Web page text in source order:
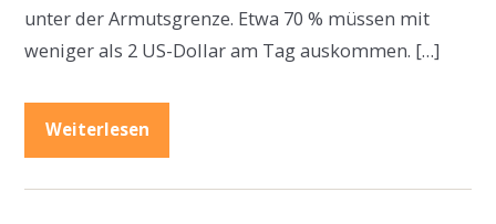
unter der Armutsgrenze. Etwa 70 % müssen mit
weniger als 2 US-Dollar am Tag auskommen. […]
Weiterlesen